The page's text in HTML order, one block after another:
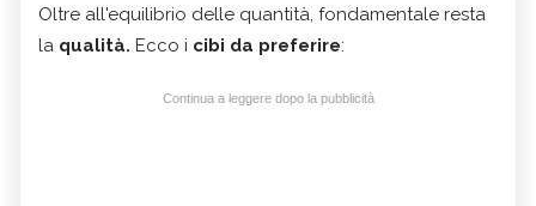
Oltre all'equilibrio delle quantità, fondamentale resta
la qualità. Ecco i cibi da preferire:
Continua a leggere dopo la pubblicità